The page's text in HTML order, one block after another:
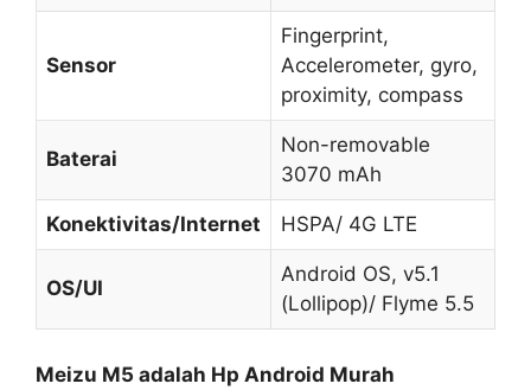
Sensor
Fingerprint,
Accelerometer, gyro,
proximity, compass
Baterai
Non-removable
3070 mAh
Konektivitas/Internet HSPA/ 4G LTE
OS/UI
Android OS, v5.1
(Lollipop)/ Flyme 5.5
Meizu M5 adalah Hp Android Murah